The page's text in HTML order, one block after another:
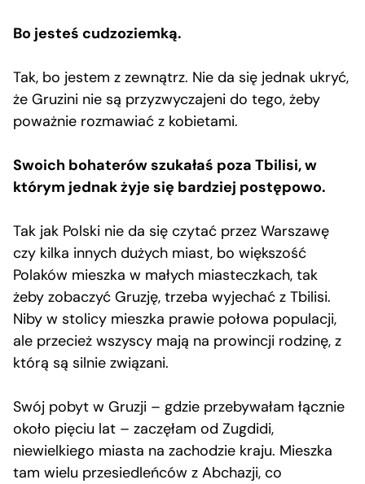
Bo jesteś cudzoziemką.
Tak, bo jestem z zewnątrz. Nie da się jednak ukryć,
że Gruzini nie są przyzwyczajeni do tego, żeby
poważnie rozmawiać z kobietami.
Swoich bohaterów szukałaś poza Tbilisi, w
którym jednak żyje się bardziej postępowo.
Tak jak Polski nie da się czytać przez Warszawę
czy kilka innych dużych miast, bo większość
Polaków mieszka w małych miasteczkach, tak
żeby zobaczyć Gruzję, trzeba wyjechać z Tbilisi.
Niby w stolicy mieszka prawie połowa populacji,
ale przecież wszyscy mają na prowincji rodzinę, z
którą są silnie związani.
Swój pobyt w Gruzji – gdzie przebywałam łącznie
około pięciu lat – zaczęłam od Zugdidi,
niewielkiego miasta na zachodzie kraju. Mieszka
tam wielu przesiedleńców z Abchazji, co